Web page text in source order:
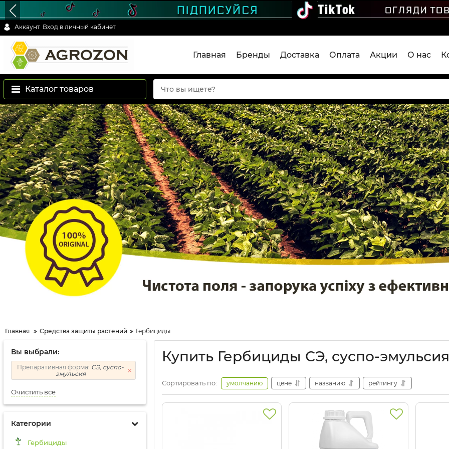
Аккаунт Вход в личный кабинет
Главная Бренды Доставка Оплата Акции О нас
Каталог товаров
Главная Средства защиты растений Гербициды
Вы выбрали:
Препаративная форма: СЭ, суспо-
эмульсия
Очистить все
Категории
Гербициды
Купить Гербициды СЭ, суспо-эмульсия
Сортировать по: умолчанию цене названию рейтингу